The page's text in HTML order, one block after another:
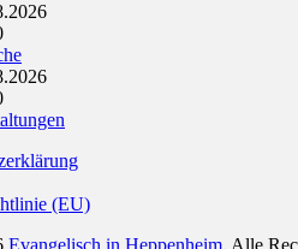
(EU)
Evangelisch in Heppenheim. Alle